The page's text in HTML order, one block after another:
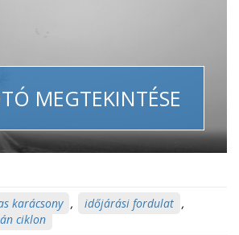
MEGTEKINTÉSE
karácsony , időjárási fordulat ,
ciklon